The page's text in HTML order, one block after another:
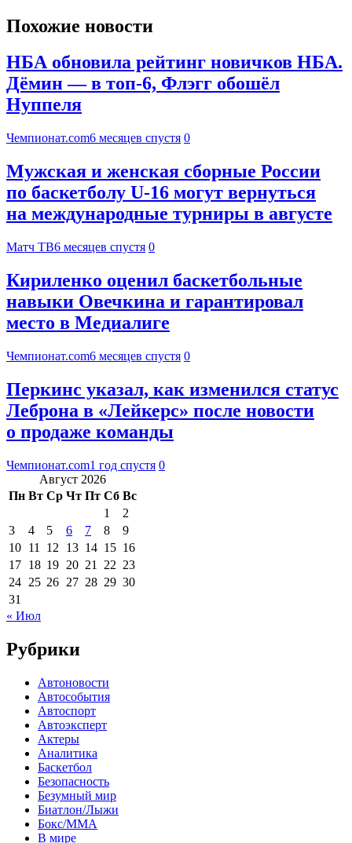
Похожие новости
НБА обновила рейтинг новичков НБА.
Дёмин — в топ-6, Флэгг обошёл
Нуппеля
Чемпионат.com6 месяцев спустя 0
Мужская и женская сборные России
по баскетболу U‑16 могут вернуться
на международные турниры в августе
Матч ТВ6 месяцев спустя 0
Кириленко оценил баскетбольные
навыки Овечкина и гарантировал
место в Медиалиге
Чемпионат.com6 месяцев спустя 0
Перкинс указал, как изменился статус
Леброна в «Лейкерс» после новости
о продаже команды
Чемпионат.com1 год спустя 0
Август 2026
Пн Вт Ср Чт Пт Сб Вс
1
2
3
4 5 6 7 8
9
10 11 12 13 14 15 16
17 18 19 20 21 22 23
24 25 26 27 28 29 30
31
« Июл
Рубрики
Автоновости
Автособытия
Автоспорт
Автоэксперт
Актеры
Аналитика
Баскетбол
Безопасность
Безумный мир
Биатлон/Лыжи
Бокс/MMA
В мире